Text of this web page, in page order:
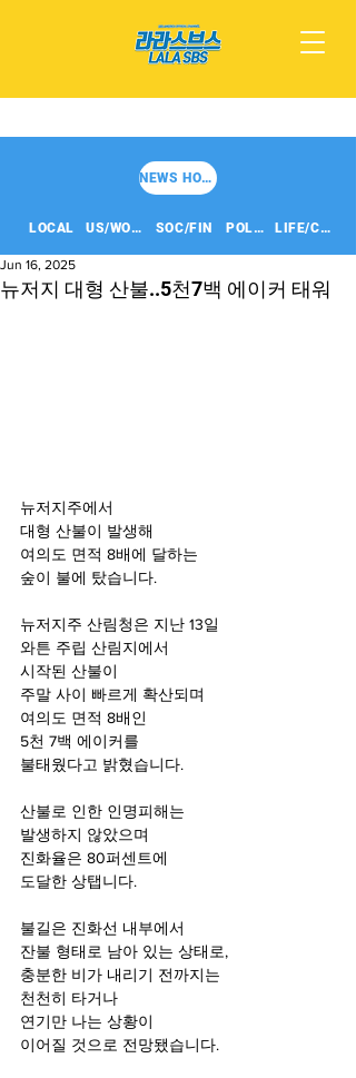
NEWS HOME
LOCAL US/WORLD SOC/FIN POLITICS LIFE/CULT
뉴저지 대형 산불..5천7백 에이커 태워
Jun 16, 2025
뉴저지주에서
대형 산불이 발생해
여의도 면적 8배에 달하는
숲이 불에 탔습니다.
뉴저지주 산림청은 지난 13일
와튼 주립 산림지에서
시작된 산불이
주말 사이 빠르게 확산되며
여의도 면적 8배인
5천 7백 에이커를
불태웠다고 밝혔습니다.
산불로 인한 인명피해는
발생하지 않았으며
진화율은 80퍼센트에
도달한 상탭니다.
불길은 진화선 내부에서
잔불 형태로 남아 있는 상태로,
충분한 비가 내리기 전까지는
천천히 타거나
연기만 나는 상황이
이어질 것으로 전망됐습니다.